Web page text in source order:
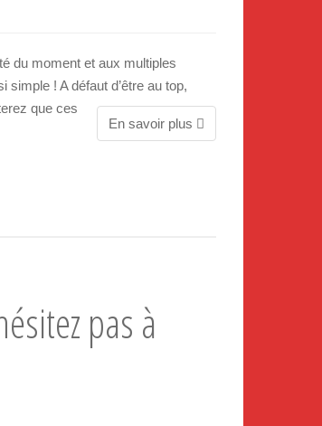
du moment et aux multiples
! A défaut d’être au top,
que ces
En savoir plus
pas à